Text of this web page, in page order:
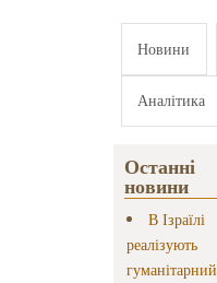
Новини
Аналітика
Останні
новини
В Ізраїлі
реалізують
гуманітарний